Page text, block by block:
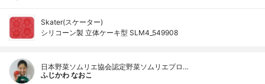
Skater(スケーター)
シリコーン製 立体ケーキ型 SLM4_549908
日本野菜ソムリエ協会認定野菜ソムリエプロ…
ふじかわ なおこ